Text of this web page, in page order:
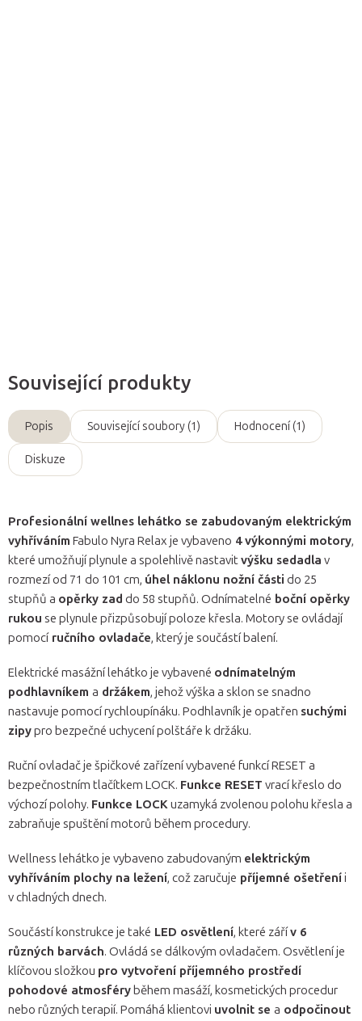
Související produkty
Popis Související soubory (1) Hodnocení (1)
Diskuze
Profesionální wellnes lehátko se zabudovaným elektrickým
vyhříváním Fabulo Nyra Relax je vybaveno 4 výkonnými motory,
které umožňují plynule a spolehlivě nastavitvýšku sedadla v
rozmezí od 71 do 101 cm, úhel náklonu nožní části do 25
stupňů a opěrky zad do 58 stupňů. Odnímatelné boční opěrky
rukou se plynule přizpůsobují poloze křesla. Motory se ovládají
pomocíručního ovladače, který je součástí balení.
Elektrické masážní lehátko je vybavené odnímatelným
podhlavníkem a držákem, jehož výška a sklon se snadno
nastavuje pomocí rychloupínáku. Podhlavník je opatřen suchými
zipypro bezpečné uchycení polštáře k držáku.
Ruční ovladač je špičkové zařízení vybavené funkcí RESET a
bezpečnostním tlačítkem LOCK. Funkce RESET vrací křeslo do
výchozí polohy. Funkce LOCKuzamyká zvolenou polohu křesla a
zabraňuje spuštění motorů během procedury.
Wellness lehátko je vybaveno zabudovaným elektrickým
vyhříváním plochy na ležení, což zaručuje příjemné ošetřeníi
v chladných dnech.
Součástí konstrukce je také LED osvětlení, které zářív 6
různých barvách. Ovládá se dálkovým ovladačem. Osvětlení je
klíčovou složkou pro vytvoření příjemného prostředí
pohodové atmosféry během masáží, kosmetických procedur
nebo různých terapií. Pomáhá klientovi uvolnit se a odpočinout